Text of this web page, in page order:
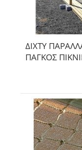
ΔΙΧΤΥ
ΠΑΓΚΟΣ